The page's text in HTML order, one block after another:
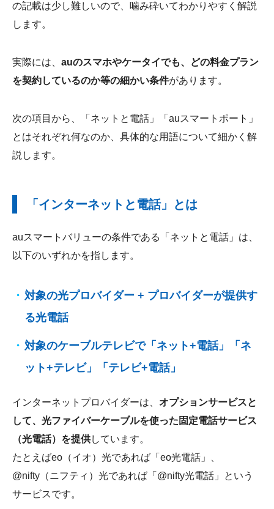
の記載は少し難しいので、噛み砕いてわかりやすく解説
します。
実際には、 auのスマホやケータイでも、どの料金プラン
を契約しているのか等の細かい条件があります。
次の項目から、「ネットと電話」「auスマートポート」
とはそれぞれ何なのか、具体的な用語について細かく解
説します。
「インターネットと電話」とは
auスマートバリューの条件である「ネットと電話」は、
以下のいずれかを指します。
対象の光プロバイダー + プロバイダーが提供す
る光電話
対象のケーブルテレビで「ネット+電話」「ネ
ット+テレビ」「テレビ+電話」
インターネットプロバイダーは、 オプションサービスと
して、光ファイバーケーブルを使った固定電話サービス
（光電話）を提供しています。
たとえばeo（イオ）光であれば「eo光電話」、
@nifty（ニフティ）光であれば「@nifty光電話」という
サービスです。